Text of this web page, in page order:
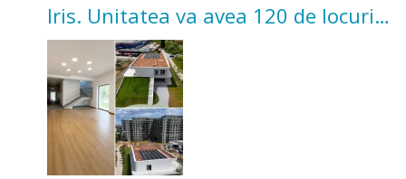
Iris. Unitatea va avea 120 de locuri
pentru copii